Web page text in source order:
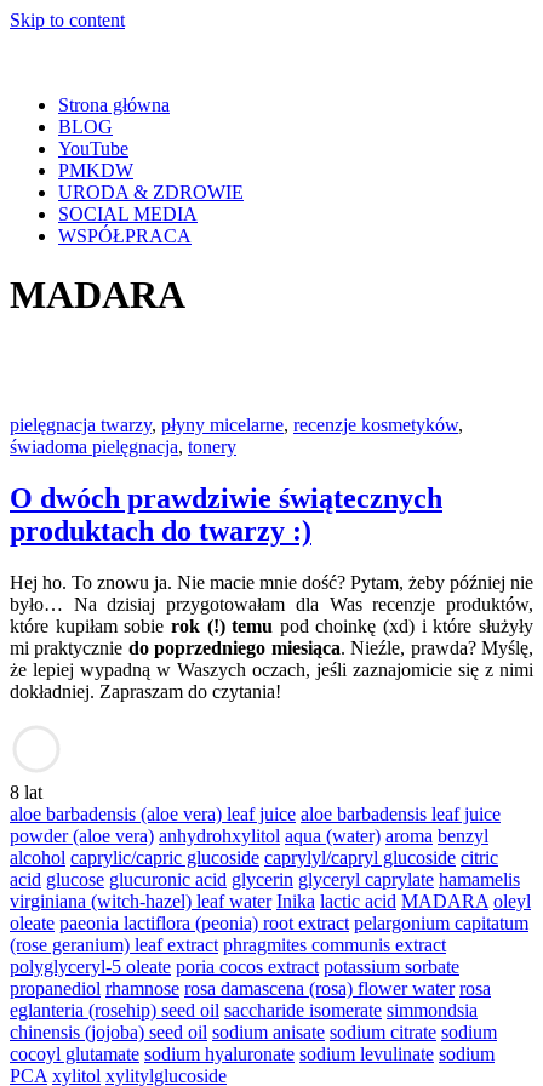
Skip to content
Strona główna
BLOG
YouTube
PMKDW
URODA & ZDROWIE
SOCIAL MEDIA
WSPÓŁPRACA
MADARA
pielęgnacja twarzy, płyny micelarne, recenzje kosmetyków,
świadoma pielęgnacja, tonery
O dwóch prawdziwie świątecznych
produktach do twarzy :)
Hej ho. To znowu ja. Nie macie mnie dość? Pytam, żeby później nie
było… Na dzisiaj przygotowałam dla Was recenzje produktów,
które kupiłam sobie rok (!) temu pod choinkę (xd) i które służyły
mi praktycznie do poprzedniego miesiąca. Nieźle, prawda? Myślę,
że lepiej wypadną w Waszych oczach, jeśli zaznajomicie się z nimi
dokładniej. Zapraszam do czytania!
8 lat
aloe barbadensis (aloe vera) leaf juice aloe barbadensis leaf juice
powder (aloe vera) anhydrohxylitol aqua (water) aroma benzyl
alcohol caprylic/capric glucoside caprylyl/capryl glucoside citric
acid glucose glucuronic acid glycerin glyceryl caprylate hamamelis
virginiana (witch-hazel) leaf water Inika lactic acid MADARA oleyl
oleate paeonia lactiflora (peonia) root extract pelargonium capitatum
(rose geranium) leaf extract phragmites communis extract
polyglyceryl-5 oleate poria cocos extract potassium sorbate
propanediol rhamnose rosa damascena (rosa) flower water rosa
eglanteria (rosehip) seed oil saccharide isomerate simmondsia
chinensis (jojoba) seed oil sodium anisate sodium citrate sodium
cocoyl glutamate sodium hyaluronate sodium levulinate sodium
PCA xylitol xylitylglucoside